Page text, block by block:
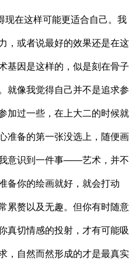
现在这样可能更适合自己。我
，或者说最好的效果还是在这
基因是这样的，似是刻在骨子
就像我觉得自己并不是追求参
加过一些，在上大二的时候就
准备的第一张没选上，随便画
意识到一件事——艺术，并不
备你的绘画就好，就会打动
累赘以及无趣。但你有时随意
真切情感的投射，才有可能吸
，自然而然形成的才是最真实